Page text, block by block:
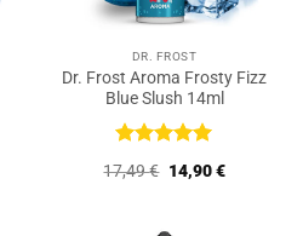
DR. FROST
Dr. Frost Aroma Frosty Fizz
Blue Slush 14ml
Bewertet
mit 5 von
17,49€ Ursprünglicher
Preis
14,90€Aktueller